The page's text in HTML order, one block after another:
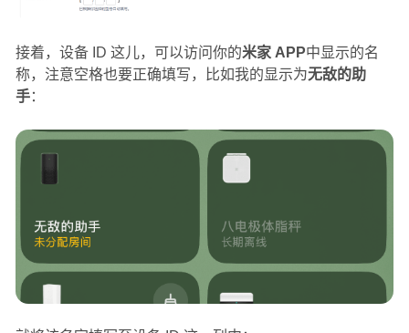
接着，设备 ID 这儿，可以访问你的米家 APP中显示的名
称，注意空格也要正确填写，比如我的显示为无敌的助
手：